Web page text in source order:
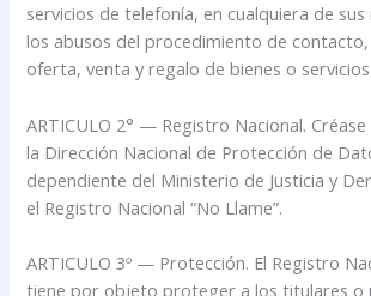
servicios de telefonía, en cualquiera de
los abusos del procedimiento de
oferta, venta y regalo de bienes o
ARTICULO 2° — Registro Nacional.
la Dirección Nacional de Protección de
dependiente del Ministerio de Justicia y
el Registro Nacional “No Llame”.
ARTICULO 3º — Protección. El Registro
tiene por objeto proteger a los titulares o